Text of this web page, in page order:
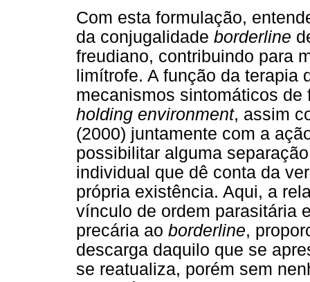
Com esta formulação,
da conjugalidade borderline
freudiano, contribuindo para
limítrofe. A função da terapia
mecanismos sintomáticos
holding environment, assim
(2000) juntamente com a
possibilitar alguma
individual que dê conta da
própria existência. Aqui, a
vínculo de ordem parasitária
precária ao borderline,
descarga daquilo que se
se reatualiza, porém sem